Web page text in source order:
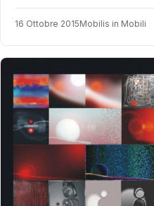
16 Ottobre 2015Mobilis in Mobili